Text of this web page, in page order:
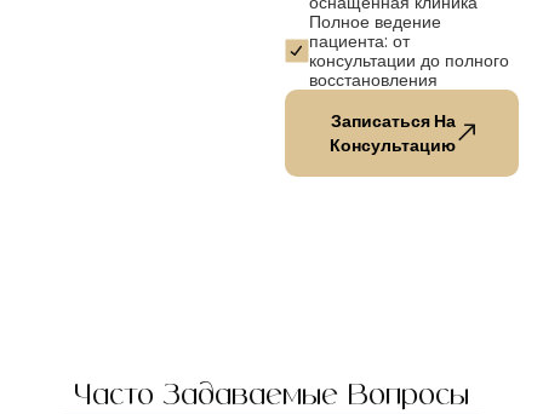
Полное ведение
пациента: от
консультации до полного
восстановления
Записаться На
Консультацию
Часто Задаваемые Вопросы